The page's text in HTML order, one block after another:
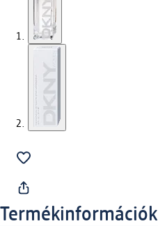
Termékinformációk